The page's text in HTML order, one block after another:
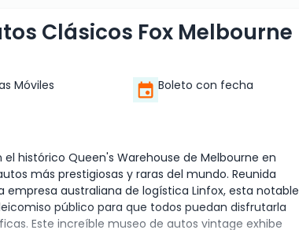
Clásicos Fox Melbourne
Móviles Boleto con fecha
histórico Queen's Warehouse de Melbourne en
más prestigiosas y raras del mundo. Reunida
empresa australiana de logística Linfox, esta notable
público para que todos puedan disfrutarla
Este increíble museo de autos vintage exhibe